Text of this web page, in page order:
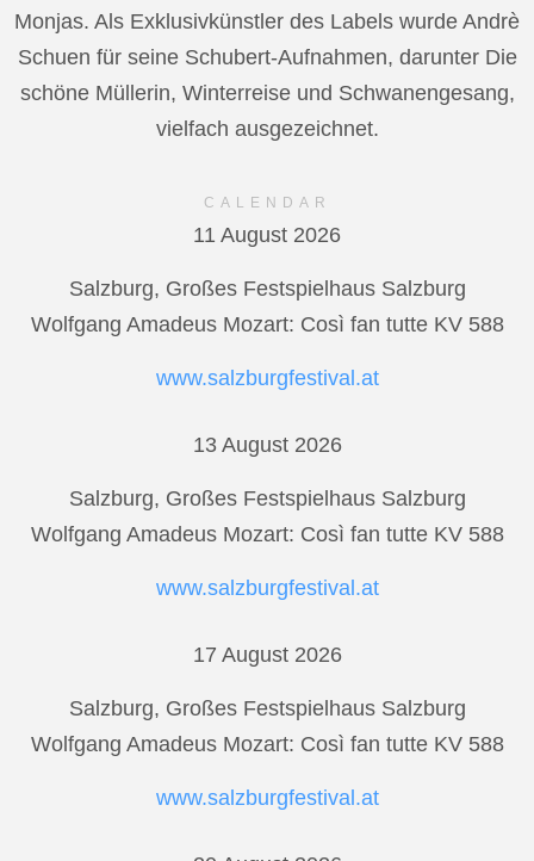
Monjas. Als Exklusivkünstler des Labels wurde Andrè
Schuen für seine Schubert-Aufnahmen, darunter Die
schöne Müllerin, Winterreise und Schwanengesang,
vielfach ausgezeichnet.
CALENDAR
11 August 2026
Salzburg, Großes Festspielhaus Salzburg
Wolfgang Amadeus Mozart: Così fan tutte KV 588
www.salzburgfestival.at
13 August 2026
Salzburg, Großes Festspielhaus Salzburg
Wolfgang Amadeus Mozart: Così fan tutte KV 588
www.salzburgfestival.at
17 August 2026
Salzburg, Großes Festspielhaus Salzburg
Wolfgang Amadeus Mozart: Così fan tutte KV 588
www.salzburgfestival.at